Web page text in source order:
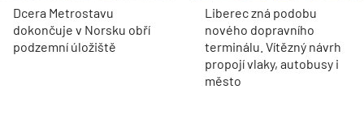
Dcera Metrostavu
dokončuje v Norsku obří
podzemní úložiště
Liberec zná podobu
nového dopravního
terminálu. Vítězný návrh
propojí vlaky, autobusy i
město